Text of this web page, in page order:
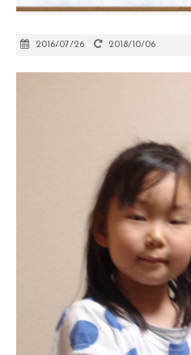
2016/07/26 2018/10/06